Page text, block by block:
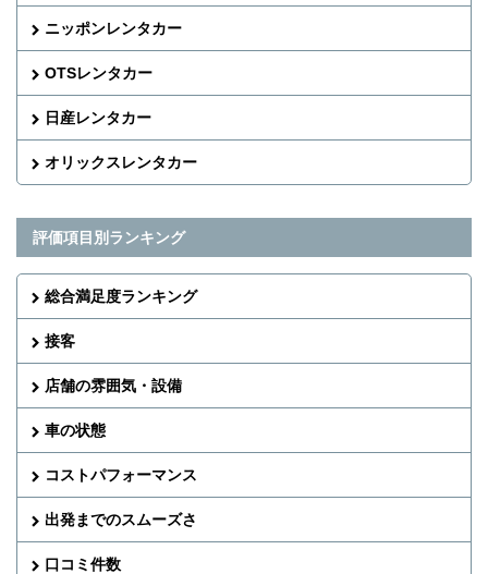
ニッポンレンタカー
OTSレンタカー
日産レンタカー
オリックスレンタカー
評価項目別ランキング
総合満足度ランキング
接客
店舗の雰囲気・設備
車の状態
コストパフォーマンス
出発までのスムーズさ
口コミ件数